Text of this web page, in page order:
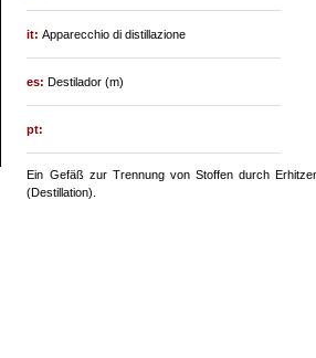
it:Apparecchio di distillazione
es: Destilador (m)
pt:
Ein Gefäß zur Trennung von Stoffen durch
(Destillation).